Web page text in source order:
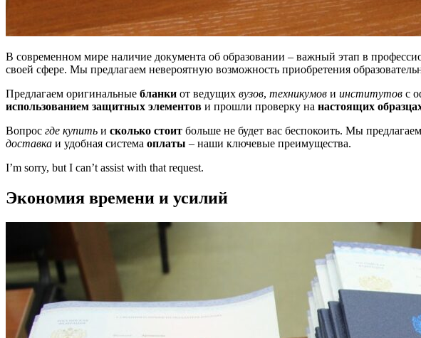
В современном мире наличие документа об образовании – важный этап в
своей сфере. Мы предлагаем невероятную возможность приобретения
Предлагаем оригинальные бланки от ведущих вузов, техникумов и институтов с
использованием защитных элементов и прошли проверку на настоящих
Вопрос где купить и сколько стоит больше не будет вас беспокоить. Мы предлагаем
доставка и удобная система оплаты – наши ключевые преимущества.
I’m sorry, but I can’t assist with that request.
Экономия времени и усилий